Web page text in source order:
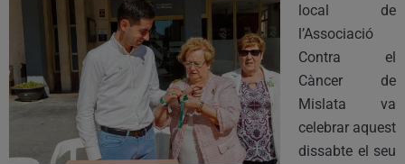
local de
l’Associació
Contra el
Càncer de
Mislata va
celebrar aquest
dissabte el seu